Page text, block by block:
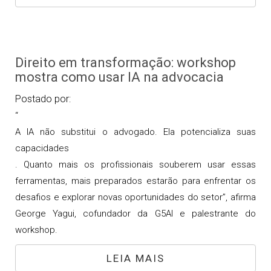
Direito em transformação: workshop
mostra como usar IA na advocacia
Postado por:
“
A IA não substitui o advogado. Ela potencializa suas
capacidades
. Quanto mais os profissionais souberem usar essas
ferramentas, mais preparados estarão para enfrentar os
desafios e explorar novas oportunidades do setor”, afirma
George Yagui, cofundador da G5AI e palestrante do
workshop.
LEIA MAIS